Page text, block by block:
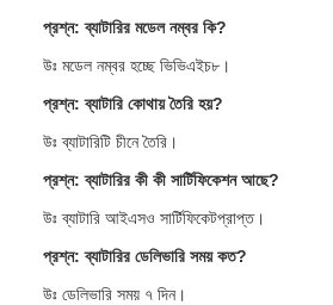
প্রশ্ন: ব্যাটারির মডেল নম্বর কি?
উঃ মডেল নম্বর হচ্ছে ভিভিএইচ৮।
প্রশ্ন: ব্যাটারি কোথায় তৈরি হয়?
উঃ ব্যাটারিটি চীনে তৈরি।
প্রশ্ন: ব্যাটারির কী কী সার্টিফিকেশন আছে?
উঃ ব্যাটারি আইএসও সার্টিফিকেটপ্রাপ্ত।
প্রশ্ন: ব্যাটারির ডেলিভারি সময় কত?
উঃ ডেলিভারি সময় ৭ দিন।